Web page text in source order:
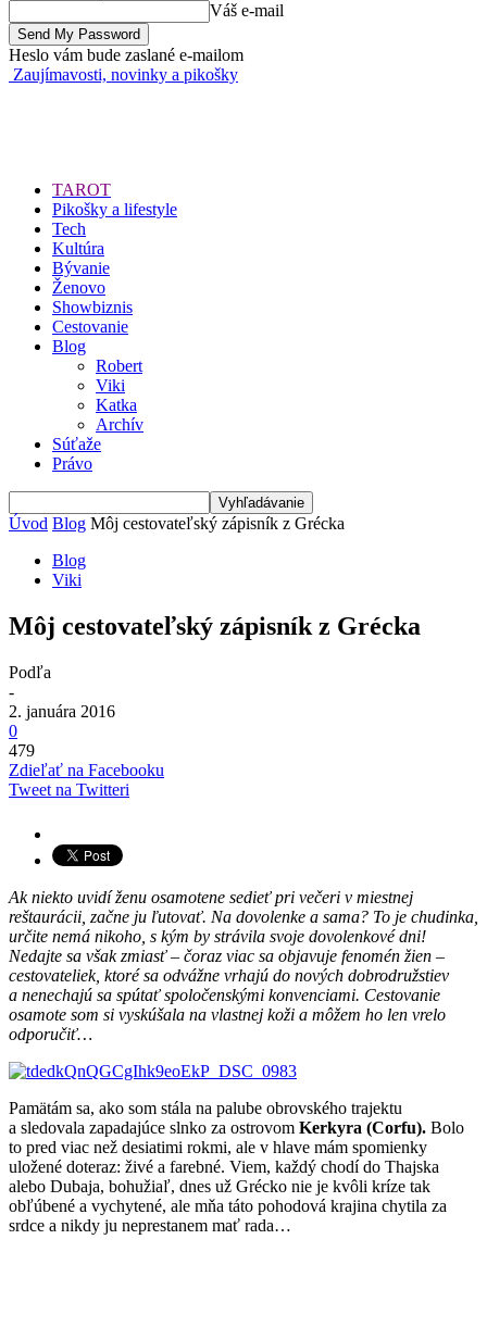
Váš e-mail
Heslo vám bude zaslané e-mailom
Zaujímavosti, novinky a pikošky
TAROT
Pikošky a lifestyle
Tech
Kultúra
Bývanie
Ženovo
Showbiznis
Cestovanie
Blog
Robert
Viki
Katka
Archív
Súťaže
Právo
Úvod Blog Môj cestovateľský zápisník z Grécka
Blog
Viki
Môj cestovateľský zápisník z Grécka
Podľa
-
2. januára 2016
0
479
Zdieľať na Facebooku
Tweet na Twitteri
Ak niekto uvidí ženu osamotene sedieť pri večeri v miestnej
reštaurácii, začne ju ľutovať. Na dovolenke a sama? To je chudinka,
určite nemá nikoho, s kým by strávila svoje dovolenkové dni!
Nedajte sa však zmiasť – čoraz viac sa objavuje fenomén žien –
cestovateliek, ktoré sa odvážne vrhajú do nových dobrodružstiev
a nenechajú sa spútať spoločenskými konvenciami. Cestovanie
osamote som si vyskúšala na vlastnej koži a môžem ho len vrelo
odporučiť…
Pamätám sa, ako som stála na palube obrovského trajektu
a sledovala zapadajúce slnko za ostrovom Kerkyra (Corfu). Bolo
to pred viac než desiatimi rokmi, ale v hlave mám spomienky
uložené doteraz: živé a farebné. Viem, každý chodí do Thajska
alebo Dubaja, bohužiaľ, dnes už Grécko nie je kvôli kríze tak
obľúbené a vychytené, ale mňa táto pohodová krajina chytila za
srdce a nikdy ju neprestanem mať rada…